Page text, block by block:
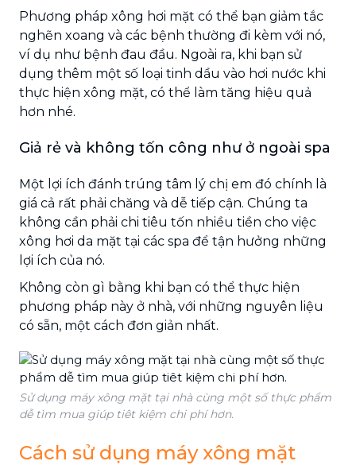
Phương pháp xông hơi mặt có thể bạn giảm tắc
nghẽn xoang và các bệnh thường đi kèm với nó,
ví dụ như bệnh đau đầu. Ngoài ra, khi bạn sử
dụng thêm một số loại tinh dầu vào hơi nước khi
thực hiện xông mặt, có thể làm tăng hiệu quả
hơn nhé.
Giả rẻ và không tốn công như ở ngoài spa
Một lợi ích đánh trúng tâm lý chị em đó chính là
giá cả rất phải chăng và dễ tiếp cận. Chúng ta
không cần phải chi tiêu tốn nhiều tiền cho việc
xông hơi da mặt tại các spa để tận hưởng những
lợi ích của nó.
Không còn gì bằng khi bạn có thể thực hiện
phương pháp này ở nhà, với những nguyên liệu
có sẵn, một cách đơn giản nhất.
Sử dụng máy xông mặt tại nhà cùng một số thực phẩm
dễ tìm mua giúp tiêt kiệm chi phí hơn.
Cách sử dụng máy xông mặt